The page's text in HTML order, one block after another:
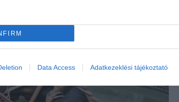
Data Access Adatkezeklési tájékoztató